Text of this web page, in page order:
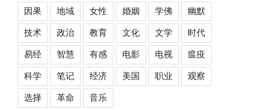
因果 地域 女性 婚姻 学佛 幽默
技术 政治 教育 文化 文学 时代
易经 智慧 有感 电影 电视 瘟疫
科学 笔记 经济 美国 职业 观察
选择 革命 音乐